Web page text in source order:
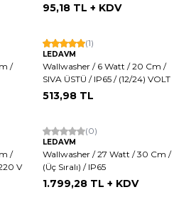
95,18 TL + KDV
/
(1)
LEDAVM
Wallwasher / 6 Watt / 20 Cm /
SIVA ÜSTÜ / IP65 / (12/24) VOLT
513,98 TL
/
V
(0)
LEDAVM
Wallwasher / 27 Watt / 30 Cm /
(Üç Sıralı) / IP65
1.799,28 TL + KDV